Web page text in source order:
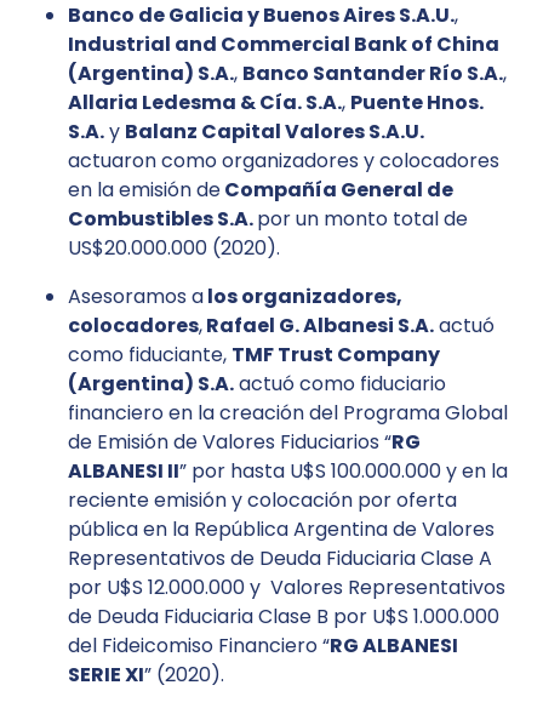
Banco de Galicia y Buenos Aires S.A.U.,
Industrial and Commercial Bank of China
(Argentina) S.A., Banco Santander Río S.A.,
Allaria Ledesma & Cía. S.A., Puente Hnos.
S.A.y Balanz Capital Valores S.A.U.
actuaron como organizadores y colocadores
en la emisión deCompañía General de
Combustibles S.A.por un monto total de
US$20.000.000 (2020).
Asesoramos alos organizadores,
colocadores,Rafael G. Albanesi S.A.actuó
como fiduciante, TMF Trust Company
(Argentina) S.A.actuó como fiduciario
financiero en la creación del Programa Global
de Emisión de Valores Fiduciarios “RG
ALBANESI II” por hasta U$S 100.000.000 y en la
reciente emisión y colocación por oferta
pública en la República Argentina de Valores
Representativos de Deuda Fiduciaria Clase A
por U$S 12.000.000 y Valores Representativos
de Deuda Fiduciaria Clase B por U$S 1.000.000
del Fideicomiso Financiero “RG ALBANESI
SERIE XI” (2020).